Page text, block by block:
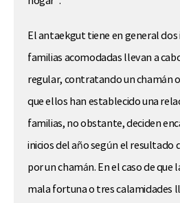
El antaekgut tiene en general dos
familias acomodadas llevan a
regular, contratando un chamán
que ellos han establecido una
familias, no obstante, deciden
inicios del año según el resultado
por un chamán. En el caso de que
mala fortuna o tres calamidades